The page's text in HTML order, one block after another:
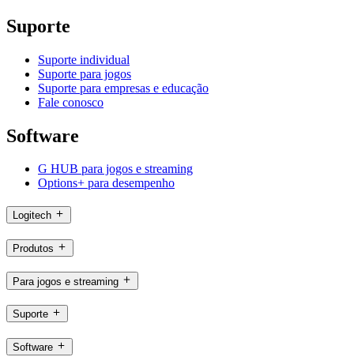
Suporte
Suporte individual
Suporte para jogos
Suporte para empresas e educação
Fale conosco
Software
G HUB para jogos e streaming
Options+ para desempenho
Logitech
Produtos
Para jogos e streaming
Suporte
Software